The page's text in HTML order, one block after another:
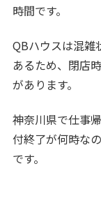
時間です。
QBハウスは混雑
あるため、閉店
があります。
神奈川県で仕事
付終了が何時な
です。